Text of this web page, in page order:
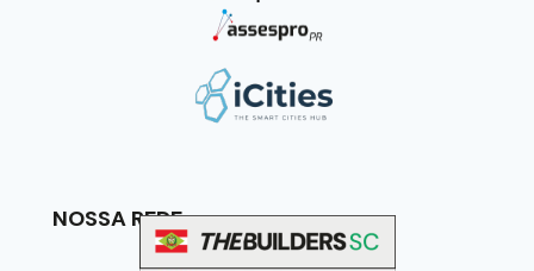
NOSSA REDE